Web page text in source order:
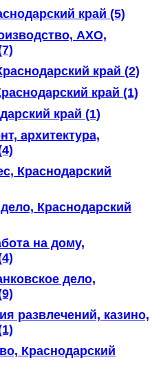
край (5)
АХО,
край (2)
край (1)
край (1)
архитектура,
Краснодарский
Краснодарский
на дому,
дело,
развлечений, казино,
Краснодарский